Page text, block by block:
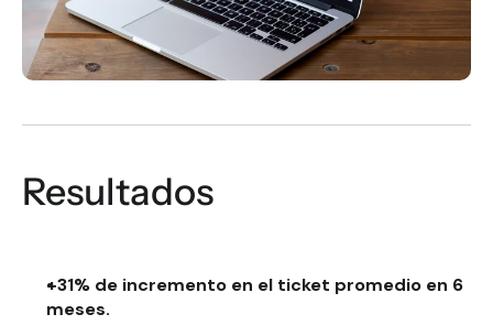
Resultados
+31% de incremento en el ticket promedio en 6
meses.